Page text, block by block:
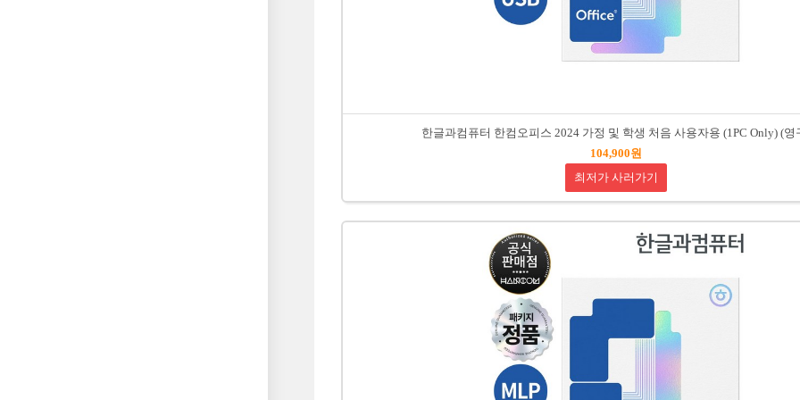
한글과컴퓨터 한컴오피스 2024 가정 및 학생 처음 사용자용 (1PC Only) (영
104,900원
최저가 사러가기